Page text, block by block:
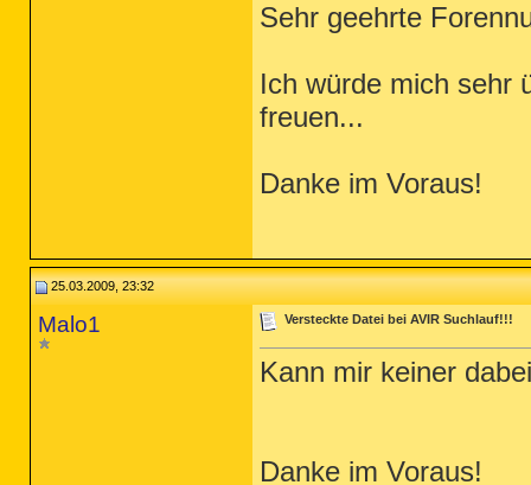
Sehr geehrte
Ich würde mich sehr
freuen...
Danke im Voraus!
25.03.2009, 23:32
Malo1 Versteckte Datei bei AVIR Suchlauf!!!
Kann mir keiner
Danke im Voraus!